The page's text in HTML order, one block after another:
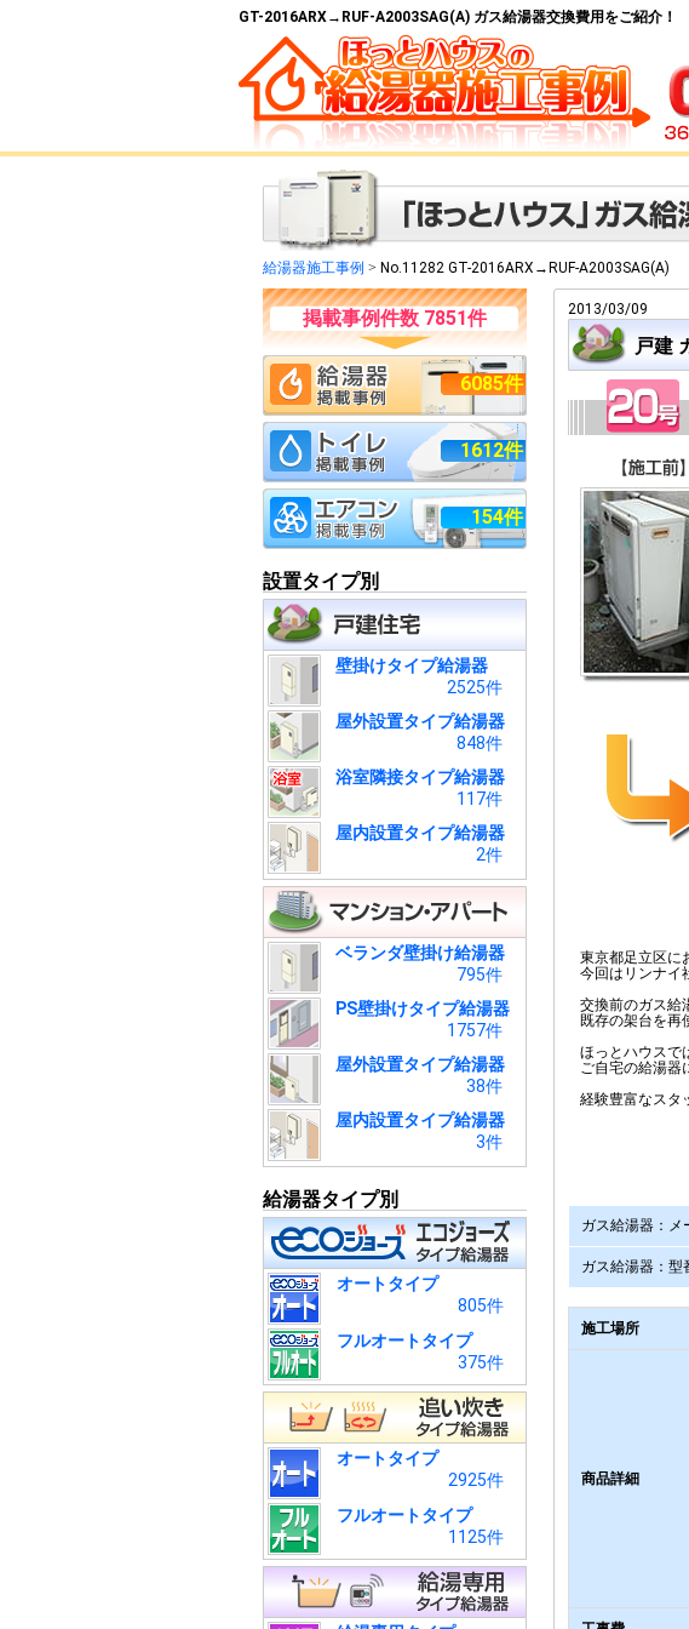
GT-2016ARX→RUF-A2003SAG(A) ガス給湯器交換費用をご紹介！
給湯器施工事例 > No.11282 GT-2016ARX→RUF-A2003SAG(A)
掲載事例件数 7851件
6085件
1612件
154件
設置タイプ別
壁掛けタイプ給湯器
2525件
屋外設置タイプ給湯器
848件
浴室隣接タイプ給湯器
117件
屋内設置タイプ給湯器
2件
ベランダ壁掛け給湯器
795件
PS壁掛けタイプ給湯器
1757件
屋外設置タイプ給湯器
38件
屋内設置タイプ給湯器
3件
給湯器タイプ別
オートタイプ
805件
フルオートタイプ
375件
オートタイプ
2925件
フルオートタイプ
1125件
2013/03/09
戸建
東京都足立区に
今回はリンナイ
交換前のガス給
既存の架台を再
ほっとハウスで
ご自宅の給湯器
経験豊富なスタ
ガス給湯器：メ
ガス給湯器：型
施工場所
商品詳細